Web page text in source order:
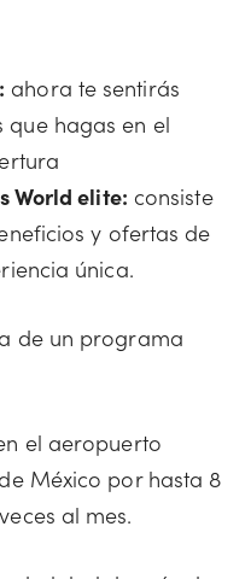
ahora te sentirás
hagas en el
World elite: consiste
y ofertas de
única.
de un programa
el aeropuerto
México por hasta 8
al mes.